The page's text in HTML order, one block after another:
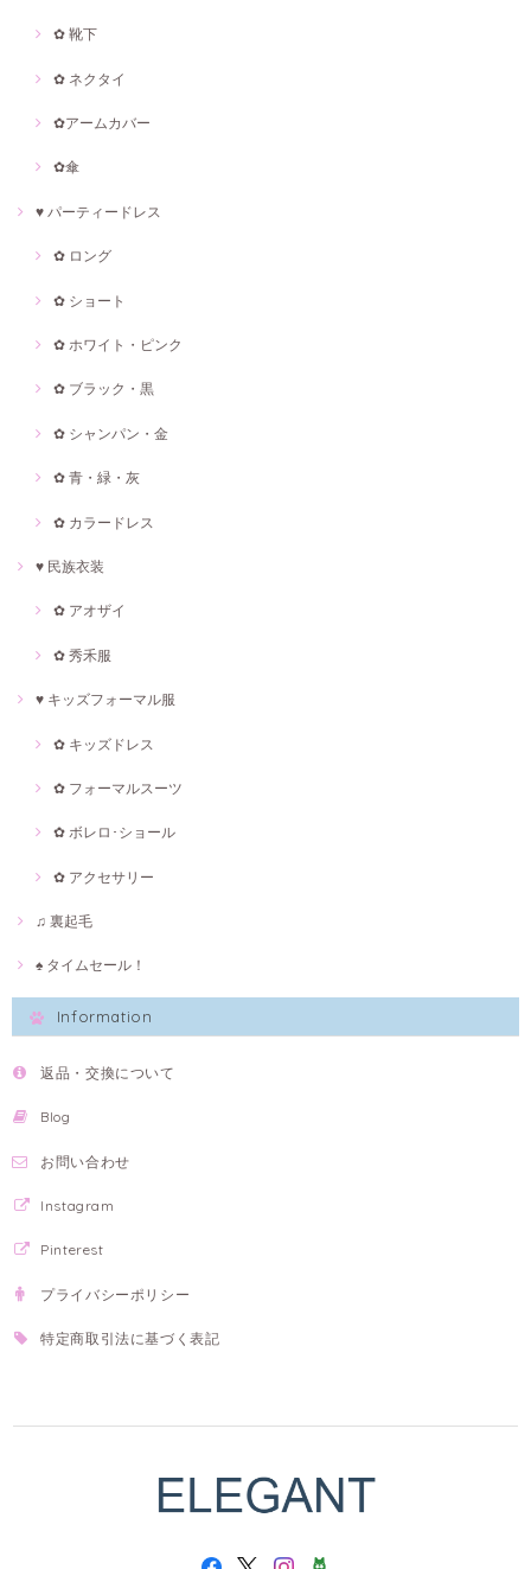
✿ 靴下
✿ ネクタイ
✿アームカバー
✿傘
♥ パーティードレス
✿ ロング
✿ ショート
✿ ホワイト・ピンク
✿ ブラック・黒
✿ シャンパン・金
✿ 青・緑・灰
✿ カラードレス
♥ 民族衣装
✿ アオザイ
✿ 秀禾服
♥ キッズフォーマル服
✿ キッズドレス
✿ フォーマルスーツ
✿ ボレロ･ショール
✿ アクセサリー
♫ 裏起毛
♠ タイムセール！
Information
返品・交換について
Blog
お問い合わせ
Instagram
Pinterest
プライバシーポリシー
特定商取引法に基づく表記